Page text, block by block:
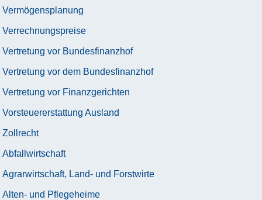
Vermögensplanung
Verrechnungspreise
Vertretung vor Bundesfinanzhof
Vertretung vor dem Bundesfinanzhof
Vertretung vor Finanzgerichten
Vorsteuererstattung Ausland
Zollrecht
Abfallwirtschaft
Agrarwirtschaft, Land- und Forstwirte
Alten- und Pflegeheime